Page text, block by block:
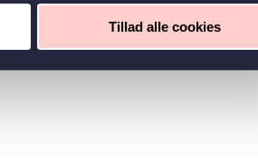
Tillad alle cookies